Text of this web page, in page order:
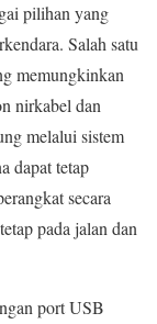
pilihan yang
Salah satu
memungkinkan
nirkabel dan
melalui sistem
dapat tetap
secara
pada jalan dan
port USB